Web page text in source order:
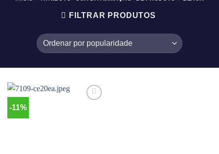
FILTRAR PRODUTOS
-11%